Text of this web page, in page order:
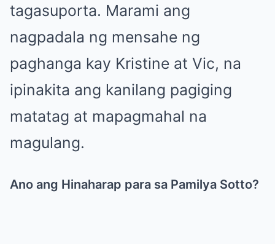
tagasuporta. Marami ang
nagpadala ng mensahe ng
paghanga kay Kristine at Vic, na
ipinakita ang kanilang pagiging
matatag at mapagmahal na
magulang.
Ano ang Hinaharap para sa Pamilya Sotto?